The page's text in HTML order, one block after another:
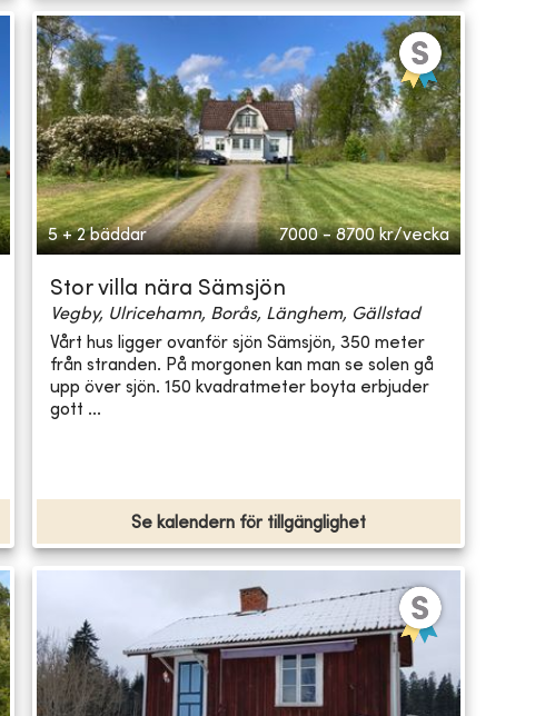
5 + 2 bäddar 7000 - 8700 kr/vecka
Stor villa nära Sämsjön
Vegby, Ulricehamn, Borås, Länghem, Gällstad
Vårt hus ligger ovanför sjön Sämsjön, 350 meter
från stranden. På morgonen kan man se solen gå
upp över sjön. 150 kvadratmeter boyta erbjuder
gott ...
Se kalendern för tillgänglighet